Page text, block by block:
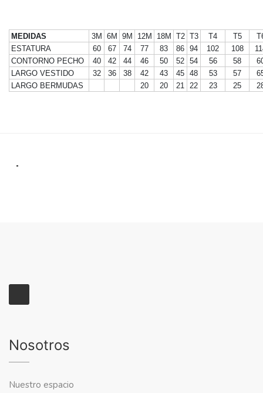
MEDIDAS 3M 6M 9M 12M 18M T2 T3 T4 T5
ESTATURA
60 67 74 77 83 86 94 102 108
CONTORNO PECHO
40 42 44 46 50 52 54 56 58
LARGO VESTIDO
32 36 38 42 43 45 48 53 57
LARGO BERMUDAS
20 20 21 22 23 25
Nosotros
Nuestro espacio